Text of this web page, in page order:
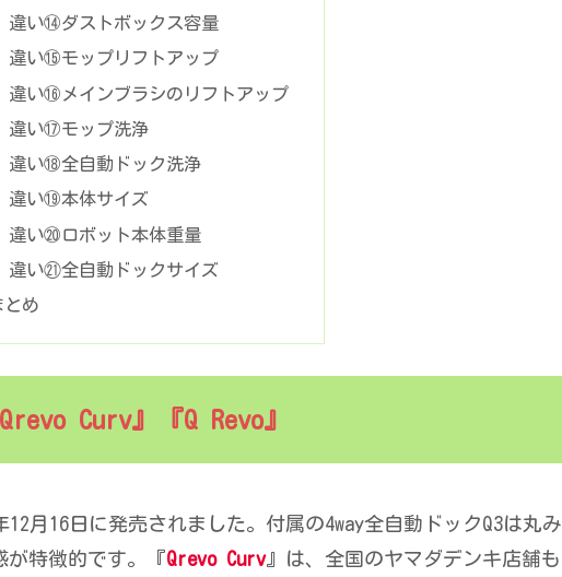
違い⑭ダストボックス容量
違い⑮モップリフトアップ
違い⑯メインブラシのリフトアップ
違い⑰モップ洗浄
違い⑱全自動ドック洗浄
違い⑲本体サイズ
違い⑳ロボット本体重量
違い㉑全自動ドックサイズ
とめ
Qrevo Curv』『Q Revo』
12月16日に発売されました。付属の4way全自動ドックQ3は丸み
が特徴的です。『Qrevo Curv』は、全国のヤマダデンキ店舗も